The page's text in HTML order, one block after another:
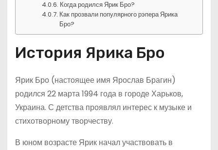
Когда родился Ярик Бро?
Как прозвали популярного рэпера Ярика
Бро?
История Ярика Бро
Ярик Бро (настоящее имя Ярослав Брагин)
родился 22 марта 1994 года в городе Харьков,
Украина. С детства проявлял интерес к музыке и
стихотворному творчеству.
В юном возрасте Ярик начал участвовать в